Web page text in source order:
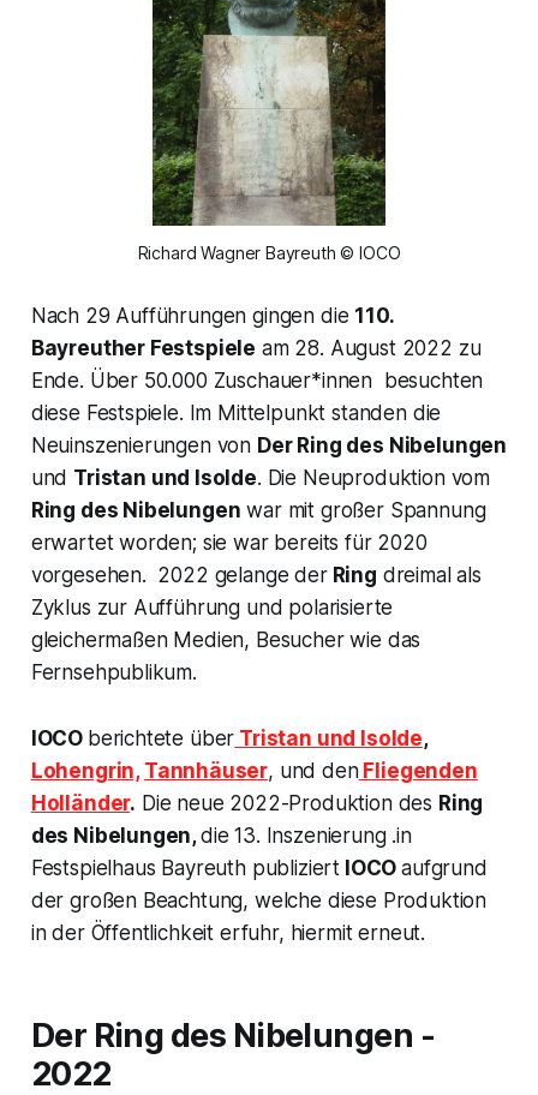
Richard Wagner Bayreuth © IOCO
Nach 29 Aufführungen gingen die 110.
Bayreuther Festspiele am 28. August 2022 zu
Ende. Über 50.000 Zuschauer*innen besuchten
diese Festspiele. Im Mittelpunkt standen die
Neuinszenierungen von Der Ring des Nibelungen
und Tristan und Isolde. Die Neuproduktion vom
Ring des Nibelungen war mit großer Spannung
erwartet worden; sie war bereits für 2020
vorgesehen. 2022 gelange derRing dreimal als
Zyklus zur Aufführung und polarisierte
gleichermaßen Medien, Besucher wie das
Fernsehpublikum.
IOCO berichtete über Tristan und Isolde,
Lohengrin, Tannhäuser, und denFliegenden
Holländer. Die neue 2022-Produktion des Ring
des Nibelungen,die 13. Inszenierung .in
Festspielhaus Bayreuth publiziert IOCOaufgrund
der großen Beachtung, welche diese Produktion
in der Öffentlichkeit erfuhr, hiermit erneut.
Der Ring des Nibelungen -
2022